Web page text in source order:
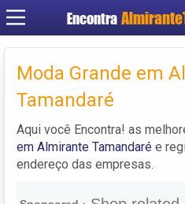
Encontra
Moda Grande em
Tamandaré
Aqui você Encontra! as
em Almirante Tamandaré e
endereço das empresas.